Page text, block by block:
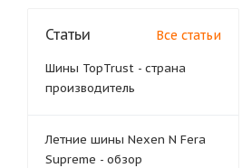
Статьи Все статьи
Шины TopTrust - страна
производитель
Летние шины Nexen N Fera
Supreme - обзор